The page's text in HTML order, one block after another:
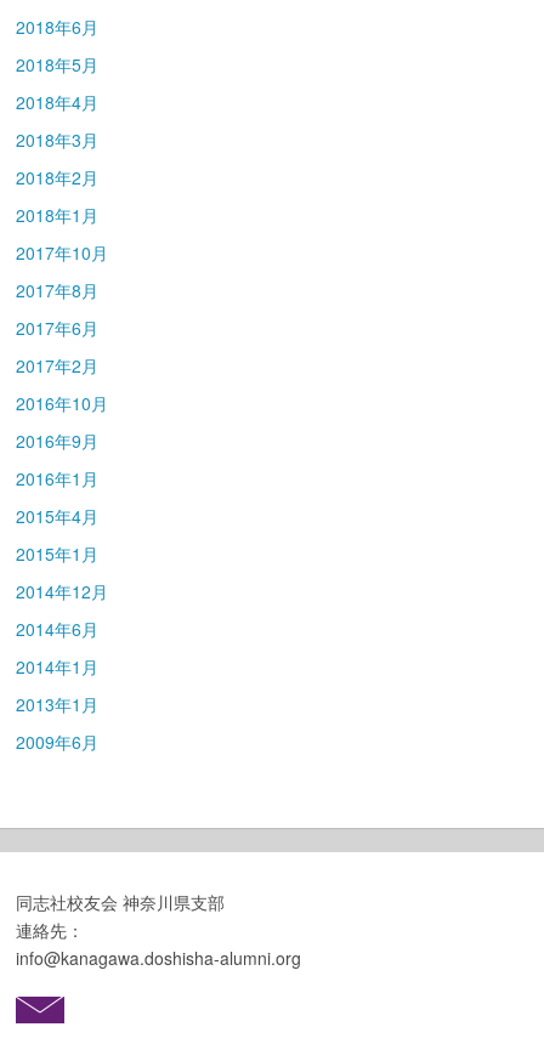
2018年6月
2018年5月
2018年4月
2018年3月
2018年2月
2018年1月
2017年10月
2017年8月
2017年6月
2017年2月
2016年10月
2016年9月
2016年1月
2015年4月
2015年1月
2014年12月
2014年6月
2014年1月
2013年1月
2009年6月
同志社校友会 神奈川県支部
連絡先：
info@kanagawa.doshisha-alumni.org